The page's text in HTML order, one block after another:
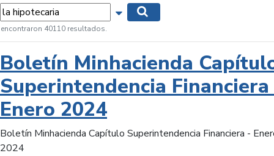
Mostrar opciones de búsqueda
encontraron 40110 resultados.
Boletín Minhacienda
Superintendencia
Enero 2024
Boletín Minhacienda Capítulo Superintendencia Financiera -
2024